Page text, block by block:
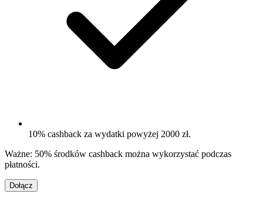
10% cashback za wydatki powyżej 2000 zł.
Ważne: 50% środków cashback można wykorzystać podczas
płatności.
Dołącz